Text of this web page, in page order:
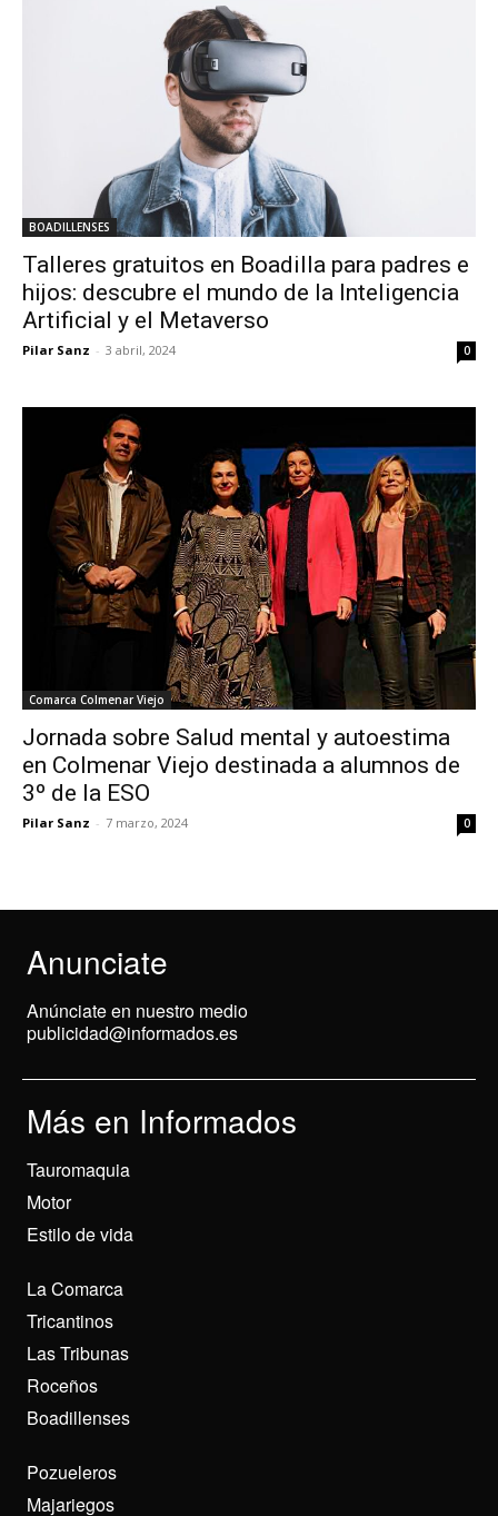
BOADILLENSES
Talleres gratuitos en Boadilla para padres e
hijos: descubre el mundo de la Inteligencia
Artificial y el Metaverso
Pilar Sanz - 3 abril, 2024 0
Comarca Colmenar Viejo
Jornada sobre Salud mental y autoestima
en Colmenar Viejo destinada a alumnos de
3º de la ESO
Pilar Sanz - 7 marzo, 2024 0
Anunciate
Anúnciate en nuestro medio
publicidad@informados.es
Más en Informados
Tauromaquia
Motor
Estilo de vida
La Comarca
Tricantinos
Las Tribunas
Roceños
Boadillenses
Pozueleros
Majariegos